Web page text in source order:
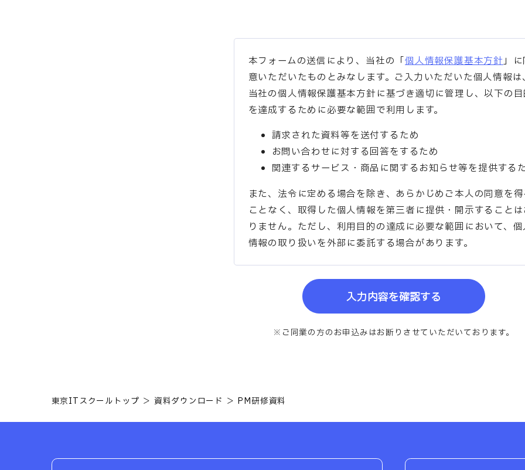
本フォームの送信により、当社の「個人情報保護基本方針」に
意いただいたものとみなします。ご入力いただいた個人情報は、
当社の個人情報保護基本方針に基づき適切に管理し、以下の目
を達成するために必要な範囲で利用します。
請求された資料等を送付するため
お問い合わせに対する回答をするため
関連するサービス・商品に関するお知らせ等を提供する
また、法令に定める場合を除き、あらかじめご本人の同意を得
ことなく、取得した個人情報を第三者に提供・開示することは
りません。ただし、利用目的の達成に必要な範囲において、個
情報の取り扱いを外部に委託する場合があります。
入力内容を確認する
※ご同業の方のお申込みはお断りさせていただいております。
東京ITスクールトップ 資料ダウンロード PM研修資料